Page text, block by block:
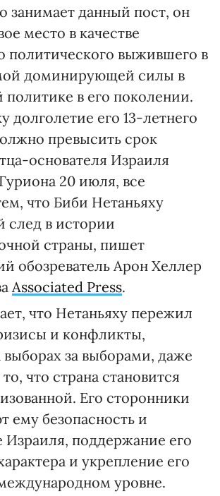
занимает данный пост, он
место в качестве
политического выжившего в
доминирующей силы в
политике в его поколении.
долголетие его 13-летнего
превысить срок
основателя Израиля
20 июля, все
что Биби Нетаньяху
след в истории
страны, пишет
обозреватель Арон Хеллер
Associated Press.
что Нетаньяху пережил
и конфликты,
за выборами, даже
что страна становится
Его сторонники
ему безопасность и
Израиля, поддержание его
и укрепление его
уровне.